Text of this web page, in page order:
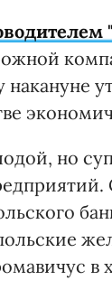
накануне
но
в